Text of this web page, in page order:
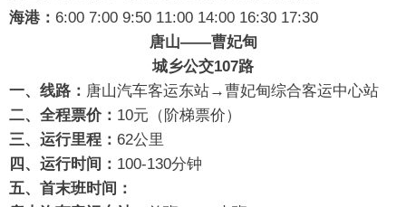
海港： 6:00 7:00 9:50 11:00 14:00 16:30 17:30
唐山——曹妃甸
城乡公交107路
一、线路： 唐山汽车客运东站→曹妃甸综合客运中心站
二、全程票价： 10元（阶梯票价）
三、运行里程： 62公里
四、运行时间： 100-130分钟
五、首末班时间：